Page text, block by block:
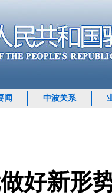
闻 中波关系
好新形